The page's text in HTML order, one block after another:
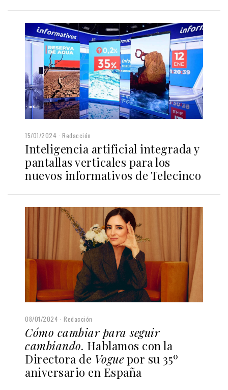
15/01/2024 Redacción
Inteligencia artificial integrada y
pantallas verticales para los
nuevos informativos de Telecinco
08/01/2024 Redacción
Cómo cambiar para seguir
cambiando. Hablamos con la
Directora de Voguepor su 35º
aniversario en España